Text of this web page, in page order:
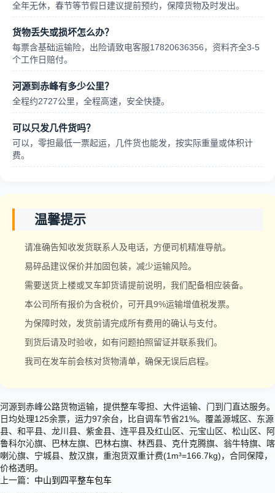
全年无休，春节等节假日建议提前预约，保障货物及时发出。
货物丢失或损坏怎么办？
每票含基础运输险，出险请致电客服17820636356，资料齐全3-5
个工作日赔付。
河源到赤峰有多少公里？
全程约2727公里，全程高速，安全快捷。
可以只发几件货吗？
可以，零担最低一票起运，几件货也能发，按实际重量或体积计
费。
温馨提示
请准确告知收发货联系人及电话，方便司机精准导航。
易碎品建议保价并加固包装，减少运输风险。
需要送货上楼或叉车卸货请提前说明，我们配备相应装备。
本公司所有报价为含税价，可开具9%运输增值税发票。
为保障时效，发货前请完成所有费用的确认与支付。
到货后请及时验收，如有问题拍照留证并联系我们。
我司在发车前会核对货物清单，确保无误后启程。
河源到赤峰公路货物运输，提供整车零担、大件运输、门到门直达服务。
日均处理125余票，运力97余台，比自调车节省21%。覆盖源城区、东源
县、和平县、龙川县、紫金县、连平县及红山区、元宝山区、松山区、阿
鲁科尔沁旗、巴林左旗、巴林右旗、林西县、克什克腾旗、翁牛特旗、喀
喇沁旗、宁城县、敖汉旗，重泡货双重计费(1m³=166.7kg)，合同保障，
价格透明。
上一篇： 中山到四平整车包车